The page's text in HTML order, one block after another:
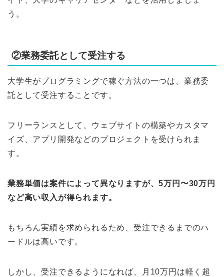
う。
②業務委託として受注する
大学生がプログラミングで稼ぐ方法の一つは、業務委
託として受注することです。
フリーランスとして、ウェブサイトの構築やカスタマ
イズ、アプリ開発などのプロジェクトを受けられま
す。
業務単価は案件によって異なりますが、5万円〜30万円
など高い収入が得られます。
もちろん実績を求められるため、受注できるまでのハ
ードルは高いです。
しかし、受注できるようになれば、月10万円は軽く超